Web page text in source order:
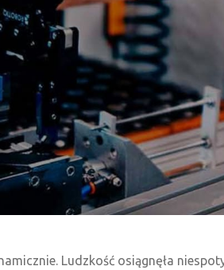
Ludzkość osiągnęła